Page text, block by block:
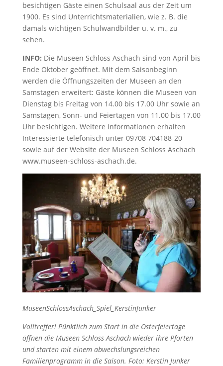
besichtigen Gäste einen Schulsaal aus der Zeit um
1900. Es sind Unterrichtsmaterialien, wie z. B. die
damals wichtigen Schulwandbilder u. v. m., zu
sehen.
INFO: Die Museen Schloss Aschach sind von April bis
Ende Oktober geöffnet. Mit dem Saisonbeginn
werden die Öffnungszeiten der Museen an den
Samstagen erweitert: Gäste können die Museen von
Dienstag bis Freitag von 14.00 bis 17.00 Uhr sowie an
Samstagen, Sonn- und Feiertagen von 11.00 bis 17.00
Uhr besichtigen. Weitere Informationen erhalten
Interessierte telefonisch unter 09708 704188-20
sowie auf der Website der Museen Schloss Aschach
www.museen-schloss-aschach.de.
MuseenSchlossAschach_Spiel_KerstinJunker
Volltreffer! Pünktlich zum Start in die Osterfeiertage
öffnen die Museen Schloss Aschach wieder ihre Pforten
und starten mit einem abwechslungsreichen
Familienprogramm in die Saison. Foto: Kerstin Junker